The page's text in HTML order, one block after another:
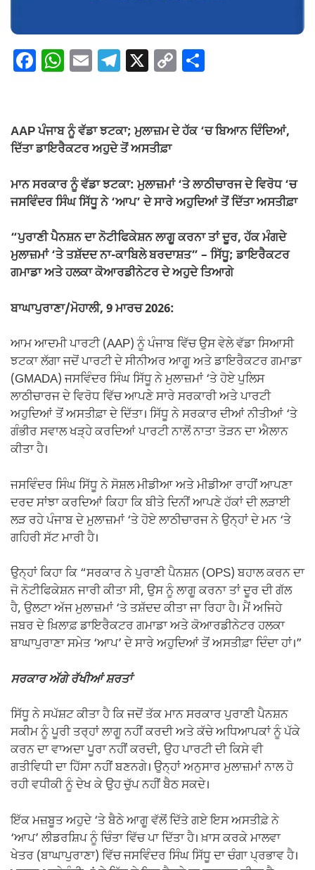
F
e
b
o
o
W
s
A
p
p
E T
gr
a
m
X C
y
n
k
e
AAP ਪੰਜਾਬ ਨੂੰ ਵੱਡਾ ਝਟਕਾ; ਮੁਲਾਜ਼ਮ ਦੇ ਹੱਕ ‘ਚ ਬਿਆਨ ਦਿੰਦਿਆਂ,
ਦਿੱਤਾ ਡਾਇਰੈਕਟਰ ਅਹੁਦੇ ਤੋਂ ਅਸਤੀਫ਼ਾ
ਮਾਨ ਸਰਕਾਰ ਨੂੰ ਵੱਡਾ ਝਟਕਾ: ਮੁਲਾਜ਼ਮਾਂ ‘ਤੇ ਲਾਠੀਚਾਰਜ ਦੇ ਵਿਰੋਧ ‘ਚ
ਜਸਵਿੰਦਰ ਸਿੰਘ ਸਿੱਧੂ ਨੇ ‘ਆਪ’ ਦੇ ਸਾਰੇ ਅਹੁਦਿਆਂ ਤੋਂ ਦਿੱਤਾ ਅਸਤੀਫ਼ਾ
“ਪੁਰਾਣੀ ਪੈਨਸ਼ਨ ਦਾ ਨੋਟੀਫਿਕੇਸ਼ਨ ਲਾਗੂ ਕਰਨਾ ਤਾਂ ਦੂਰ, ਹੱਕ ਮੰਗਦੇ
ਮੁਲਾਜ਼ਮਾਂ ‘ਤੇ ਤਸ਼ੱਦਦ ਨਾ-ਕਾਬਿਲੇ ਬਰਦਾਸ਼ਤ” – ਸਿੱਧੂ; ਡਾਇਰੈਕਟਰ
ਗਮਾਡਾ ਅਤੇ ਹਲਕਾ ਕੋਆਰਡੀਨੇਟਰ ਦੇ ਅਹੁਦੇ ਤਿਆਗੇ
ਬਾਘਾਪੁਰਾਣਾ/ਮੋਹਾਲੀ, 9 ਮਾਰਚ 2026:
ਆਮ ਆਦਮੀ ਪਾਰਟੀ (AAP) ਨੂੰ ਪੰਜਾਬ ਵਿੱਚ ਉਸ ਵੇਲੇ ਵੱਡਾ ਸਿਆਸੀ
ਝਟਕਾ ਲੱਗਾ ਜਦੋਂ ਪਾਰਟੀ ਦੇ ਸੀਨੀਅਰ ਆਗੂ ਅਤੇ ਡਾਇਰੈਕਟਰ ਗਮਾਡਾ
(GMADA) ਜਸਵਿੰਦਰ ਸਿੰਘ ਸਿੱਧੂ ਨੇ ਮੁਲਾਜ਼ਮਾਂ ‘ਤੇ ਹੋਏ ਪੁਲਿਸ
ਲਾਠੀਚਾਰਜ ਦੇ ਵਿਰੋਧ ਵਿੱਚ ਆਪਣੇ ਸਾਰੇ ਸਰਕਾਰੀ ਅਤੇ ਪਾਰਟੀ
ਅਹੁਦਿਆਂ ਤੋਂ ਅਸਤੀਫ਼ਾ ਦੇ ਦਿੱਤਾ। ਸਿੱਧੂ ਨੇ ਸਰਕਾਰ ਦੀਆਂ ਨੀਤੀਆਂ ‘ਤੇ
ਗੰਭੀਰ ਸਵਾਲ ਖੜ੍ਹੇ ਕਰਦਿਆਂ ਪਾਰਟੀ ਨਾਲੋਂ ਨਾਤਾ ਤੋੜਨ ਦਾ ਐਲਾਨ
ਕੀਤਾ ਹੈ।
ਜਸਵਿੰਦਰ ਸਿੰਘ ਸਿੱਧੂ ਨੇ ਸੋਸ਼ਲ ਮੀਡੀਆ ਅਤੇ ਮੀਡੀਆ ਰਾਹੀਂ ਆਪਣਾ
ਦਰਦ ਸਾਂਝਾ ਕਰਦਿਆਂ ਕਿਹਾ ਕਿ ਬੀਤੇ ਦਿਨੀਂ ਆਪਣੇ ਹੱਕਾਂ ਦੀ ਲੜਾਈ
ਲੜ ਰਹੇ ਪੰਜਾਬ ਦੇ ਮੁਲਾਜ਼ਮਾਂ ‘ਤੇ ਹੋਏ ਲਾਠੀਚਾਰਜ ਨੇ ਉਨ੍ਹਾਂ ਦੇ ਮਨ ‘ਤੇ
ਗਹਿਰੀ ਸੱਟ ਮਾਰੀ ਹੈ।
ਉਨ੍ਹਾਂ ਕਿਹਾ ਕਿ “ਸਰਕਾਰ ਨੇ ਪੁਰਾਣੀ ਪੈਨਸ਼ਨ (OPS) ਬਹਾਲ ਕਰਨ ਦਾ
ਜੋ ਨੋਟੀਫਿਕੇਸ਼ਨ ਜਾਰੀ ਕੀਤਾ ਸੀ, ਉਸ ਨੂੰ ਲਾਗੂ ਕਰਨਾ ਤਾਂ ਦੂਰ ਦੀ ਗੱਲ
ਹੈ, ਉਲਟਾ ਅੱਜ ਮੁਲਾਜ਼ਮਾਂ ‘ਤੇ ਤਸ਼ੱਦਦ ਕੀਤਾ ਜਾ ਰਿਹਾ ਹੈ। ਮੈਂ ਅਜਿਹੇ
ਜਬਰ ਦੇ ਖ਼ਿਲਾਫ਼ ਡਾਇਰੈਕਟਰ ਗਮਾਡਾ ਅਤੇ ਕੋਆਰਡੀਨੇਟਰ ਹਲਕਾ
ਬਾਘਾਪੁਰਾਣਾ ਸਮੇਤ ‘ਆਪ’ ਦੇ ਸਾਰੇ ਅਹੁਦਿਆਂ ਤੋਂ ਅਸਤੀਫ਼ਾ ਦਿੰਦਾ ਹਾਂ।”
ਸਰਕਾਰ ਅੱਗੇ ਰੱਖੀਆਂ ਸ਼ਰਤਾਂ
ਸਿੱਧੂ ਨੇ ਸਪੱਸ਼ਟ ਕੀਤਾ ਹੈ ਕਿ ਜਦੋਂ ਤੱਕ ਮਾਨ ਸਰਕਾਰ ਪੁਰਾਣੀ ਪੈਨਸ਼ਨ
ਸਕੀਮ ਨੂੰ ਪੂਰੀ ਤਰ੍ਹਾਂ ਲਾਗੂ ਨਹੀਂ ਕਰਦੀ ਅਤੇ ਕੱਚੇ ਅਧਿਆਪਕਾਂ ਨੂੰ ਪੱਕੇ
ਕਰਨ ਦਾ ਵਾਅਦਾ ਪੂਰਾ ਨਹੀਂ ਕਰਦੀ, ਉਹ ਪਾਰਟੀ ਦੀ ਕਿਸੇ ਵੀ
ਗਤੀਵਿਧੀ ਦਾ ਹਿੱਸਾ ਨਹੀਂ ਬਣਨਗੇ। ਉਨ੍ਹਾਂ ਅਨੁਸਾਰ ਮੁਲਾਜ਼ਮਾਂ ਨਾਲ ਹੋ
ਰਹੀ ਵਧੀਕੀ ਨੂੰ ਦੇਖ ਕੇ ਉਹ ਚੁੱਪ ਨਹੀਂ ਬੈਠ ਸਕਦੇ।
ਇੱਕ ਮਜ਼ਬੂਤ ਅਹੁਦੇ ‘ਤੇ ਬੈਠੇ ਆਗੂ ਵੱਲੋਂ ਦਿੱਤੇ ਗਏ ਇਸ ਅਸਤੀਫ਼ੇ ਨੇ
‘ਆਪ’ ਲੀਡਰਸ਼ਿਪ ਨੂੰ ਚਿੰਤਾ ਵਿੱਚ ਪਾ ਦਿੱਤਾ ਹੈ। ਖ਼ਾਸ ਕਰਕੇ ਮਾਲਵਾ
ਖੇਤਰ (ਬਾਘਾਪੁਰਾਣਾ) ਵਿੱਚ ਜਸਵਿੰਦਰ ਸਿੰਘ ਸਿੱਧੂ ਦਾ ਚੰਗਾ ਪ੍ਰਭਾਵ ਹੈ।